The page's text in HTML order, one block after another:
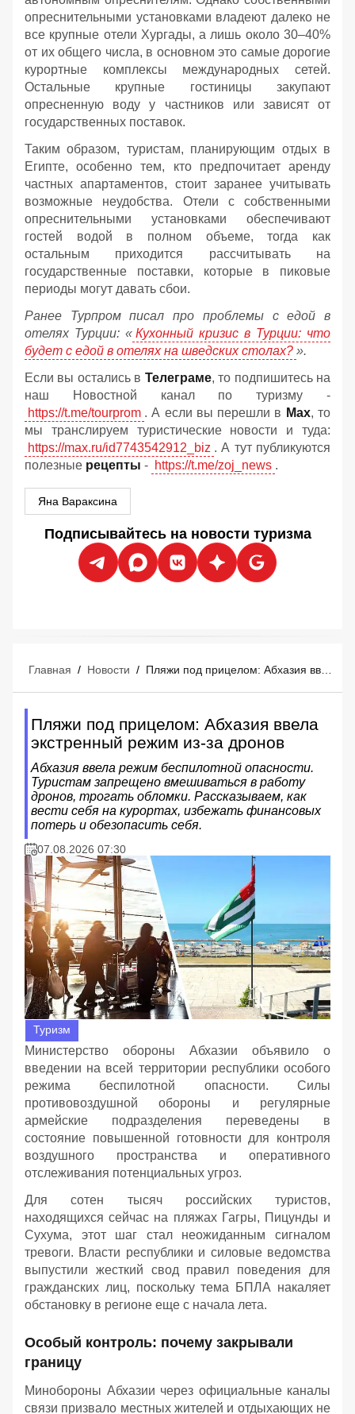
опреснительными установками владеют далеко не
все крупные отели Хургады, а лишь около 30–40%
от их общего числа, в основном это самые дорогие
курортные комплексы международных сетей.
Остальные крупные гостиницы закупают
опресненную воду у частников или зависят от
государственных поставок.
Таким образом, туристам, планирующим отдых в
Египте, особенно тем, кто предпочитает аренду
частных апартаментов, стоит заранее учитывать
возможные неудобства. Отели с собственными
опреснительными установками обеспечивают
гостей водой в полном объеме, тогда как
остальным приходится рассчитывать на
государственные поставки, которые в пиковые
периоды могут давать сбои.
Ранее Турпром писал про проблемы с едой в
отелях Турции: « Кухонный кризис в Турции: что
будет с едой в отелях на шведских столах? ».
Если вы остались в Телеграме, то подпишитесь на
наш Новостной канал по туризму -
https://t.me/tourprom . А если вы перешли в Мах, то
мы транслируем туристические новости и туда:
https://max.ru/id7743542912_biz . А тут публикуются
полезные рецепты - https://t.me/zoj_news .
Яна Вараксина
Подписывайтесь на новости туризма
Главная / Новости /
Пляжи под прицелом: Абхазия ввела
экстренный режим из-за дронов
Абхазия ввела режим беспилотной опасности.
Туристам запрещено вмешиваться в работу
дронов, трогать обломки. Рассказываем, как
вести себя на курортах, избежать финансовых
потерь и обезопасить себя.
07.08.2026 07:30
Туризм
Министерство обороны Абхазии объявило о
введении на всей территории республики особого
режима беспилотной опасности. Силы
противовоздушной обороны и регулярные
армейские подразделения переведены в
состояние повышенной готовности для контроля
воздушного пространства и оперативного
отслеживания потенциальных угроз.
Для сотен тысяч российских туристов,
находящихся сейчас на пляжах Гагры, Пицунды и
Сухума, этот шаг стал неожиданным сигналом
тревоги. Власти республики и силовые ведомства
выпустили жесткий свод правил поведения для
гражданских лиц, поскольку тема БПЛА накаляет
обстановку в регионе еще с начала лета.
Особый контроль: почему закрывали
границу
Минобороны Абхазии через официальные каналы
связи призвало местных жителей и отдыхающих не